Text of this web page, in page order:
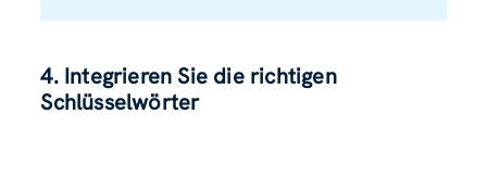
4. Integrieren Sie die richtigen
Schlüsselwörter